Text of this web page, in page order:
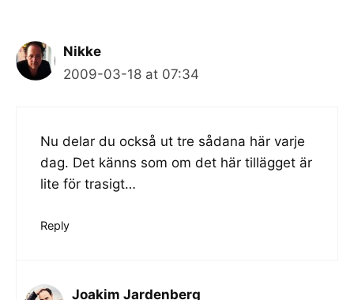
Nikke
2009-03-18 at 07:34
Nu delar du också ut tre sådana här varje
dag. Det känns som om det här tillägget är
lite för trasigt…
Reply
Joakim Jardenberg